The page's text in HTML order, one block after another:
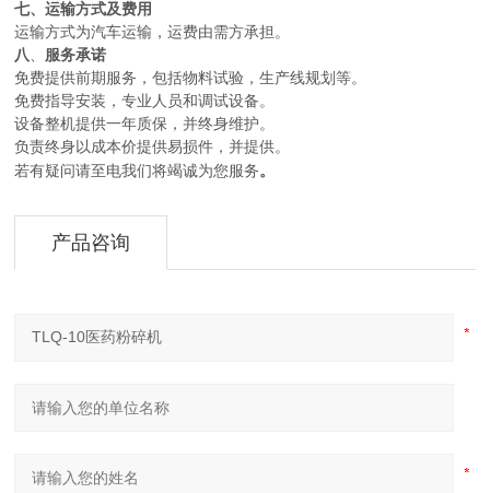
七、运输方式及费用
运输方式为汽车运输，运费由需方承担。
八、 服务承诺
免费提供前期服务，包括物料试验，生产线规划等。
免费指导安装，专业 人员和调试设备。
设备整机提供一年质保，并终身维护。
负责终身以成本价提供易损件，并提供。
若有疑问请至电我们将竭诚为您服务。
产品咨询